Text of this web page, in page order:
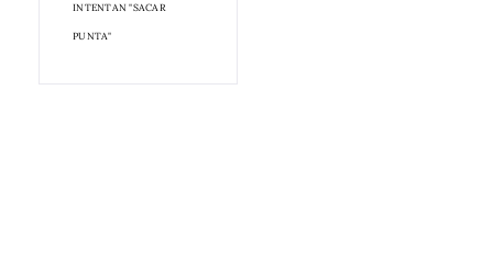
INTENTAN "SACAR
PUNTA"